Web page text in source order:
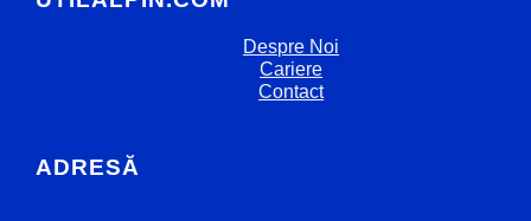
Despre Noi
Cariere
Contact
ADRESĂ